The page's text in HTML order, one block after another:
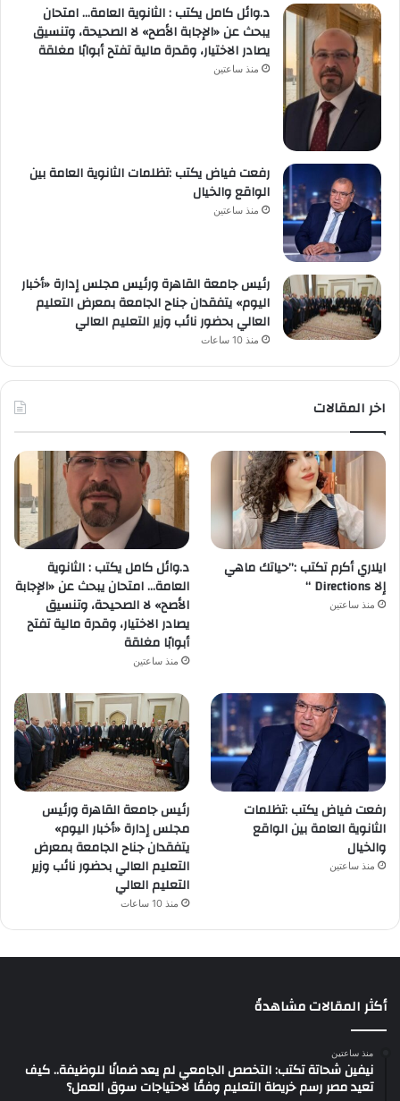
د.وائل كامل يكتب : الثانوية العامة… امتحان
يبحث عن «الإجابة الأصح» لا الصحيحة، وتنسيق
يصادر الاختيار، وقدرة مالية تفتح أبوابًا مغلقة
منذ ساعتين
رفعت فياض يكتب :تظلمات الثانوية العامة بين
الواقع والخيال
منذ ساعتين
رئيس جامعة القاهرة ورئيس مجلس إدارة «أخبار
اليوم» يتفقدان جناح الجامعة بمعرض التعليم
العالي بحضور نائب وزير التعليم العالي
منذ 10 ساعات
اخر المقالات
ايلاري أكرم تكتب :”حياتك ماهي
إلا Directions “
منذ ساعتين
د.وائل كامل يكتب : الثانوية
العامة… امتحان يبحث عن «الإجابة
الأصح» لا الصحيحة، وتنسيق
يصادر الاختيار، وقدرة مالية تفتح
أبوابًا مغلقة
منذ ساعتين
رفعت فياض يكتب :تظلمات
الثانوية العامة بين الواقع
والخيال
منذ ساعتين
رئيس جامعة القاهرة ورئيس
مجلس إدارة «أخبار اليوم»
يتفقدان جناح الجامعة بمعرض
التعليم العالي بحضور نائب وزير
التعليم العالي
منذ 10 ساعات
أكثر المقالات مشاهدةً
منذ ساعتين
نيفين شحاتة تكتب: التخصص الجامعي لم يعد ضمانًا للوظيفة.. كيف
تعيد مصر رسم خريطة التعليم وفقًا لاحتياجات سوق العمل؟